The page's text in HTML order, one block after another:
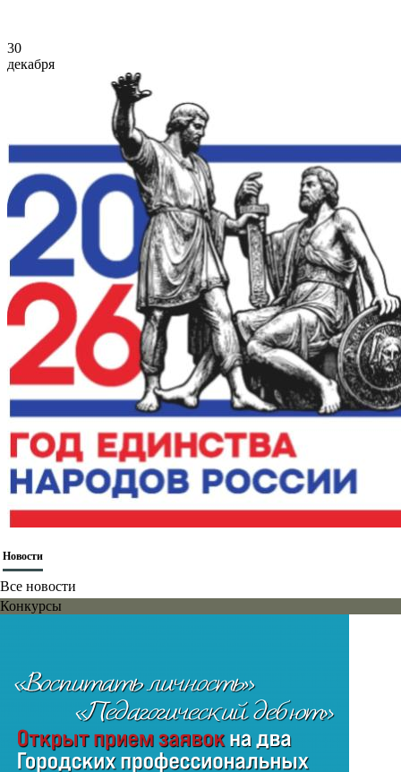
30
декабря
Новости
Все новости
Конкурсы